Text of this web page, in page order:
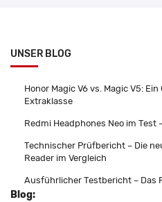
UNSER BLOG
Honor Magic V6 vs. Magic V5:
Extraklasse
Redmi Headphones Neo im Test
Technischer Prüfbericht – Die
Reader im Vergleich
Ausführlicher Testbericht – Das
Blog: